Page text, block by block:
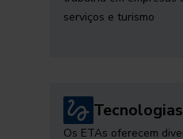
serviços e turismo
Os ETAs oferecem